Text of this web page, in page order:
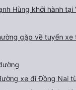
Hùng khởi hành tại
gặp về tuyến xe
xe đi Đồng Nai